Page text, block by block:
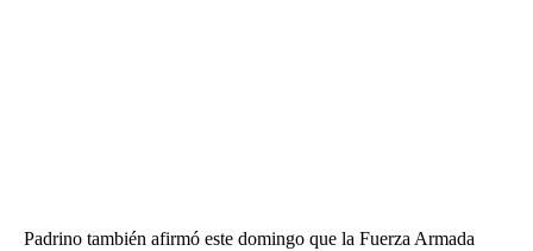
Padrino también afirmó este domingo que la Fuerza Armada